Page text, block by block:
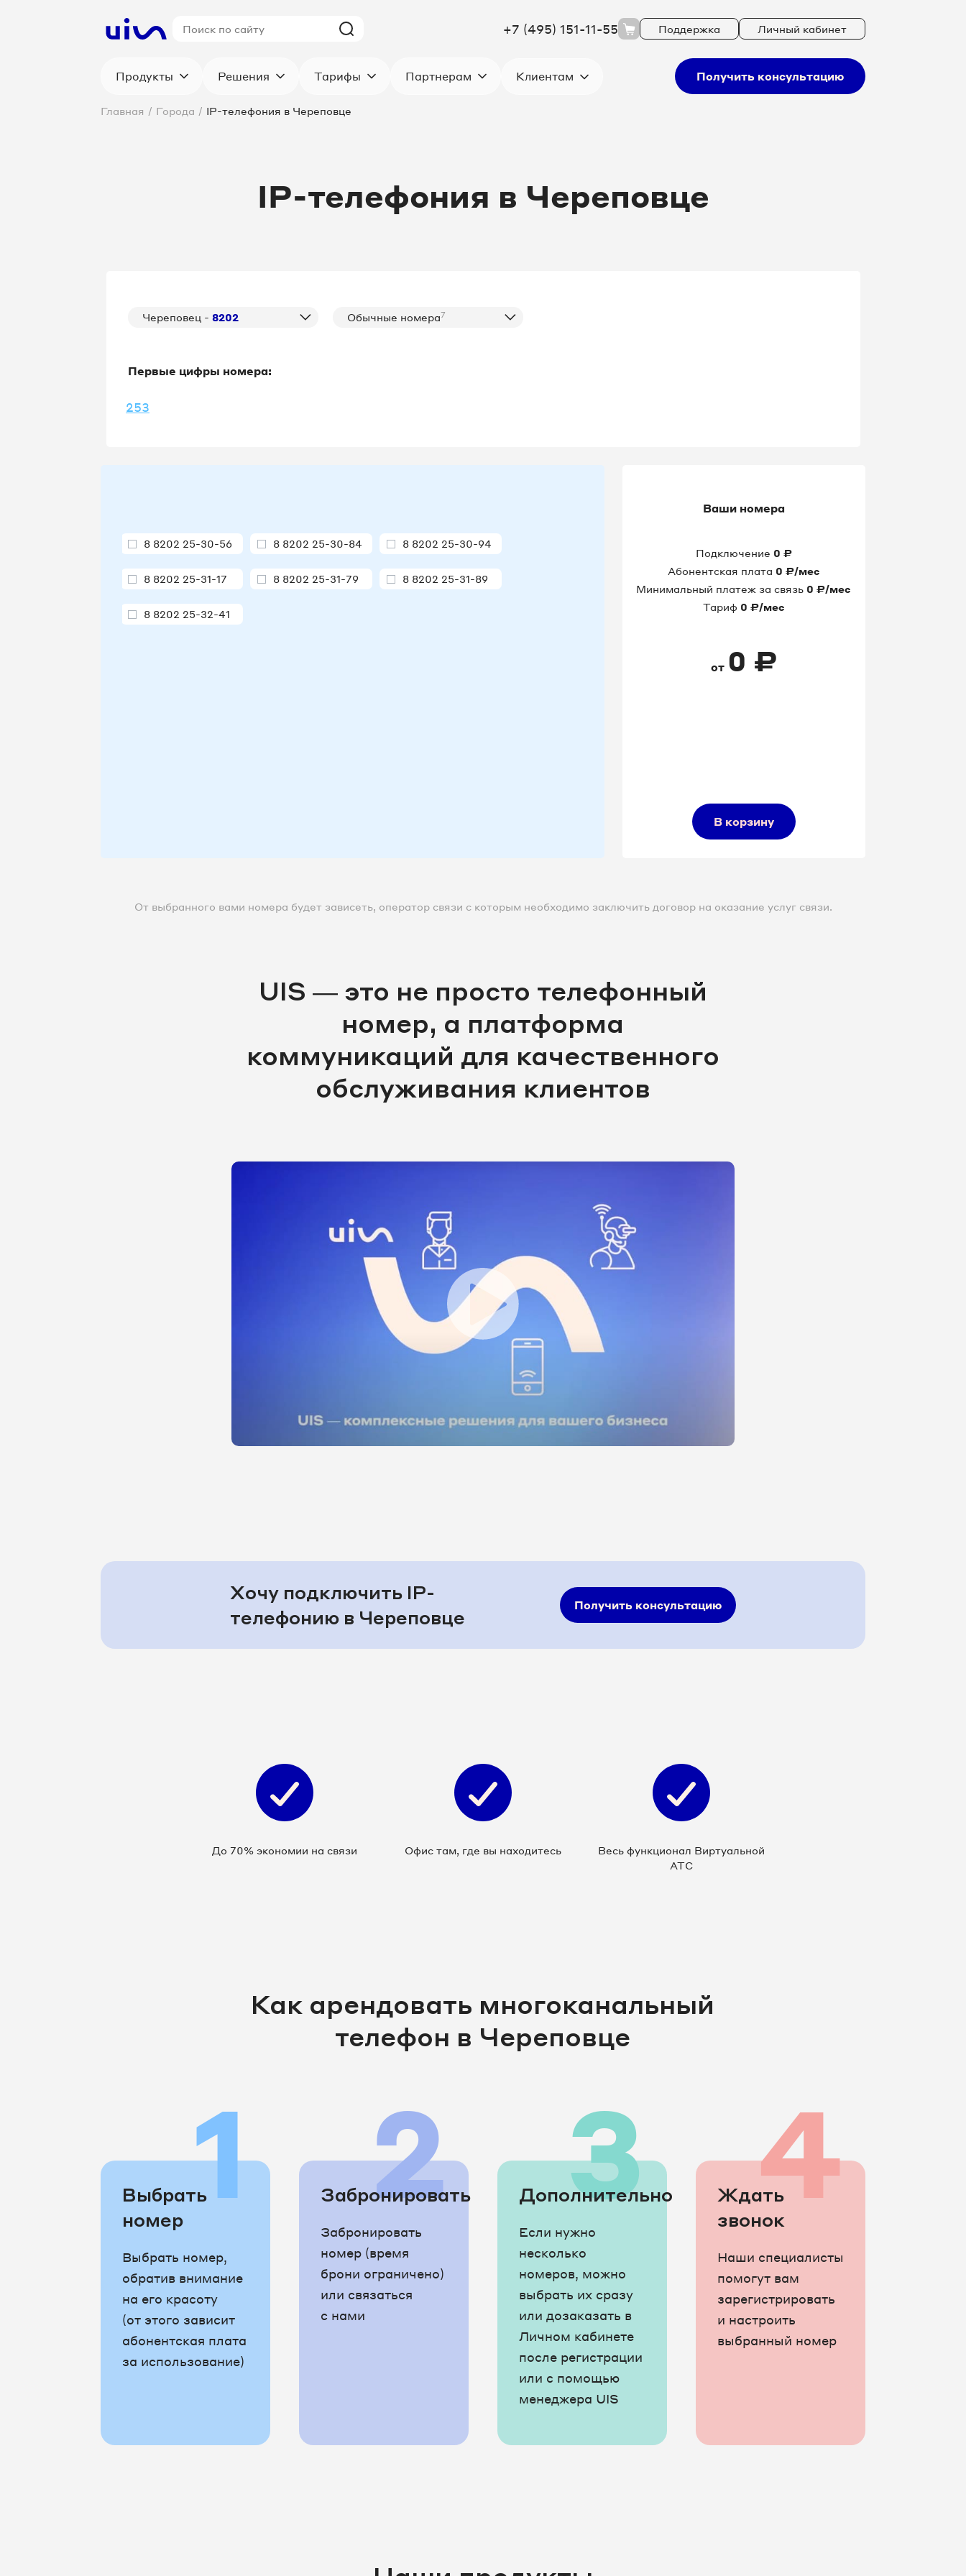
+7 (495) 151-11-55 Поддержка Личный кабинет
Продукты Решения Тарифы Партнерам Клиентам Получить консультацию
Главная / Города / IP-телефония в Череповце
IP-телефония в Череповце
Череповец - 8202 Обычные номера7
Первые цифры номера:
253
8 8202 25-30-56 8 8202 25-30-84 8 8202 25-30-94
8 8202 25-31-17 8 8202 25-31-79 8 8202 25-31-89
8 8202 25-32-41
Ваши номера
Подключение 0 ₽
Абонентская плата 0 ₽/мес
Минимальный платеж за связь 0 ₽/мес
Тариф 0 ₽/мес
от 0 ₽
В корзину
От выбранного вами номера будет зависеть, оператор связи с которым необходимо заключить договор на оказание услуг связи.
UIS — это не просто телефонный
номер, а платформа
коммуникаций для качественного
обслуживания клиентов
Хочу подключить IP-
телефонию в Череповце
Получить консультацию
До 70% экономии на связи Офис там, где вы находитесь
Весь функционал Виртуальной
АТС
Как арендовать многоканальный
телефон в Череповце
1
Выбрать
номер
Выбрать номер,
обратив внимание
на его красоту
(от этого зависит
абонентская плата
за использование)
2
Забронировать
Забронировать
номер (время
брони ограничено)
или связаться
с нами
3
Дополнительно
Если нужно
несколько
номеров, можно
выбрать их сразу
или дозаказать в
Личном кабинете
после регистрации
или с помощью
менеджера UIS
4
Ждать
звонок
Наши специалисты
помогут вам
зарегистрировать
и настроить
выбранный номер